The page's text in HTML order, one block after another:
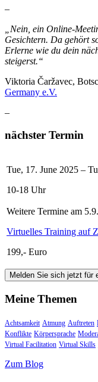
–
„Nein, ein Online-
Gesichtern. Da gehört
Erlerne wie du dein
steigerst.“
Viktoria Čaržavec,
Germany e.V.
–
nächster Termin
Tue, 17. June 2025 –
10-18 Uhr
Weitere Termine am
Virtuelles Training auf
199,- Euro
Melden Sie sich jetzt für
Meine Themen
Achtsamkeit Atmung Auftreten
Konflikte Körpersprache
Virtual Facilitation Virtual Skills
Zum Blog